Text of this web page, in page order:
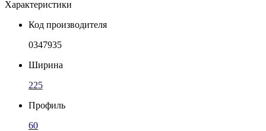
Характеристики
Код производителя
0347935
Ширина
225
Профиль
60